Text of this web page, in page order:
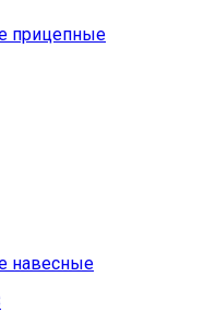
прицепные
навесные